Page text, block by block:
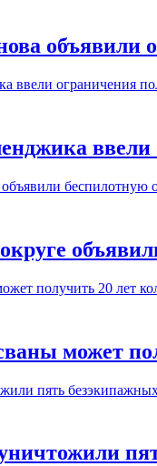
объявили
ввели
может